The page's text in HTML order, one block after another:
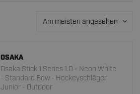
Am meisten angesehen
OSAKA
Osaka Stick 1 Series 1.0 - Neon White
- Standard Bow - Hockeyschläger
Junior - Outdoor